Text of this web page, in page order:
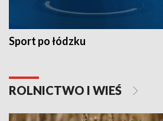
Sport po łódzku
ROLNICTWO I WIEŚ